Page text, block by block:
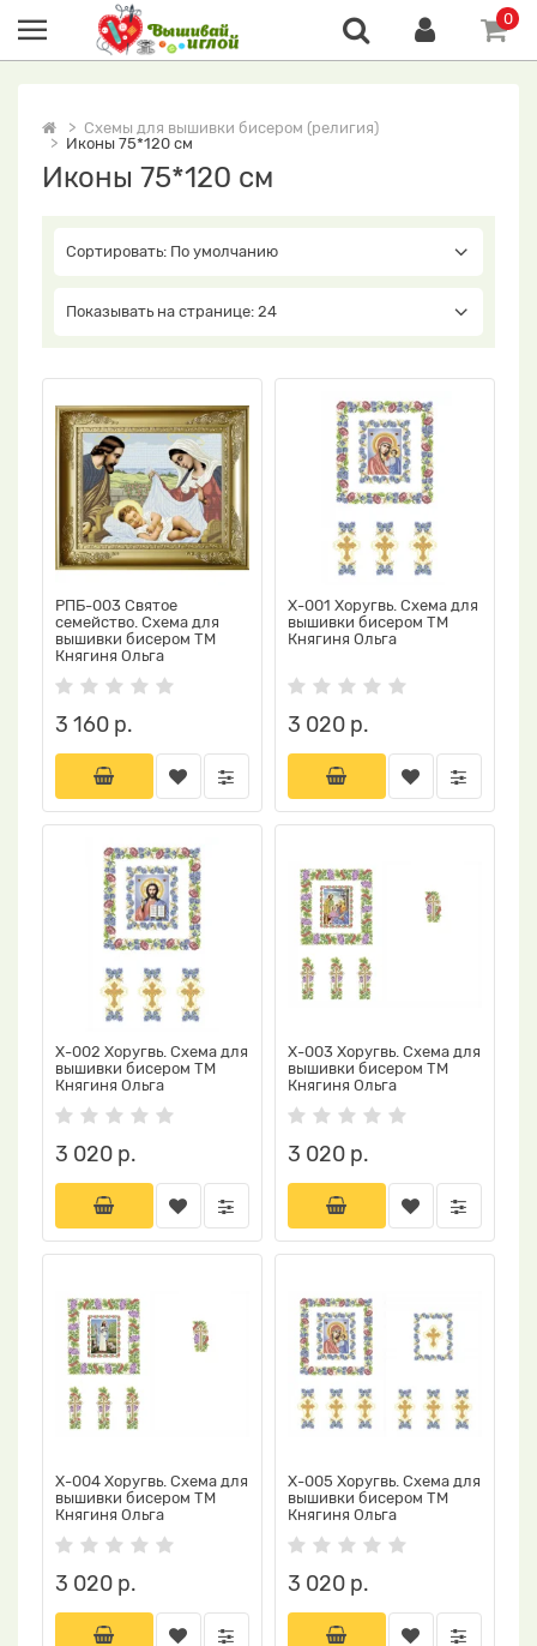
0
Схемы для вышивки бисером (религия)
Иконы 75*120 см
Иконы 75*120 см
Сортировать: По умолчанию
Показывать на странице: 24
РПБ-003 Святое
семейство. Схема для
вышивки бисером ТМ
Княгиня Ольга
3 160 р.
Х-001 Хоругвь. Схема для
вышивки бисером ТМ
Княгиня Ольга
3 020 р.
Х-002 Хоругвь. Схема для
вышивки бисером ТМ
Княгиня Ольга
3 020 р.
Х-003 Хоругвь. Схема для
вышивки бисером ТМ
Княгиня Ольга
3 020 р.
Х-004 Хоругвь. Схема для
вышивки бисером ТМ
Княгиня Ольга
3 020 р.
Х-005 Хоругвь. Схема для
вышивки бисером ТМ
Княгиня Ольга
3 020 р.